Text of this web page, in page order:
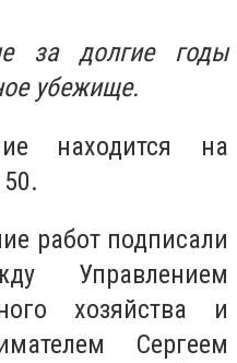
за долгие годы
убежище.
находится на
работ подписали
Управлением
хозяйства и
Сергеем